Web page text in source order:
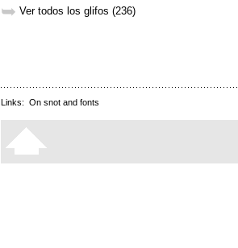
➥ Ver todos los glifos (236)
Links: On snot and fonts